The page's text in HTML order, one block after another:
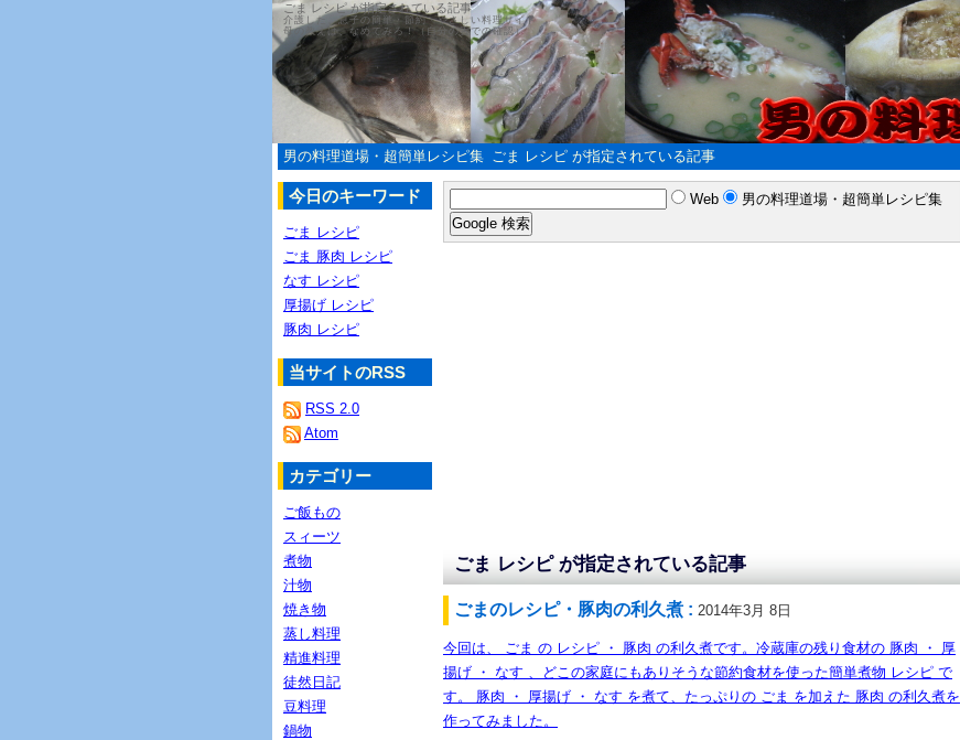
ごま レシピ が指定されている記事
介護した、息子の簡単・節約・やさしい料理サイト
母の教えは、なめてみろ！（自分の舌での確認）
男の料理道場・超簡単レシピ集 ごま レシピ が指定されている記事
ごま レシピ が指定されている記事
ごまのレシピ・豚肉の利久煮 : 2014年3月 8日
今回は、 ごま の レシピ ・ 豚肉 の利久煮です。冷蔵庫の残り食材の 豚肉 ・ 厚
揚げ ・ なす 、どこの家庭にもありそうな節約食材を使った簡単煮物 レシピ で
す。 豚肉 ・ 厚揚げ ・ なす を煮て、たっぷりの ごま を加えた 豚肉 の利久煮を
作ってみました。
今日のキーワード
ごま レシピ
ごま 豚肉 レシピ
なす レシピ
厚揚げ レシピ
豚肉 レシピ
当サイトのRSS
RSS 2.0
Atom
カテゴリー
ご飯もの
スィーツ
煮物
汁物
焼き物
蒸し料理
精進料理
徒然日記
豆料理
鍋物
Web 男の料理道場・超簡単レシピ集